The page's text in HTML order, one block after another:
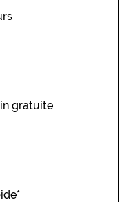
gratuite